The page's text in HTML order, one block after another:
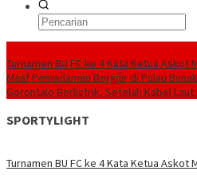
Turnamen BU FC ke 4 Kata Ketua
Maaf Pemadaman Bergilir di Pulau
Gorontalo Berlistrik, Setelah Kabel Laut
SPORTYLIGHT
Turnamen BU FC ke 4 Kata Ketua